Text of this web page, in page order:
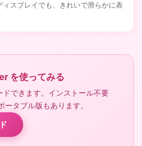
スプレイでも、きれいで滑らかに表
を使ってみる
ドできます。インストール不要
タブル版もあります。